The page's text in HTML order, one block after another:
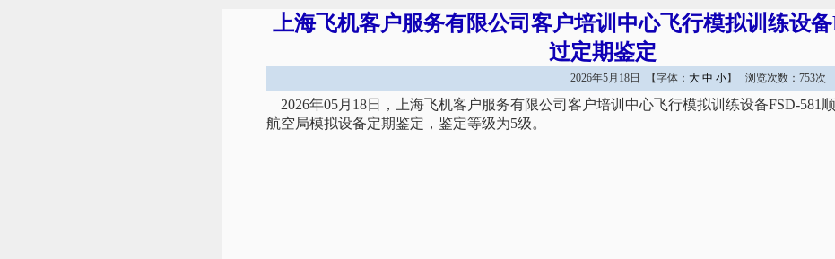
上海飞机客户服务有限公司客户培训中心飞行模拟训练设备
过定期鉴定
2026年5月18日 【字体： 大 中 小】 浏览次数：753次
2026年05月18日，上海飞机客户服务有限公司客户培训中心飞行模拟训练设备FSD-581
航空局模拟设备定期鉴定，鉴定等级为5级。